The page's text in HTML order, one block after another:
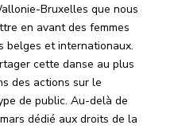
Bruxelles que nous
en avant des femmes
belges et internationaux.
cette danse au plus
des actions sur le
de public. Au-delà de
dédié aux droits de la